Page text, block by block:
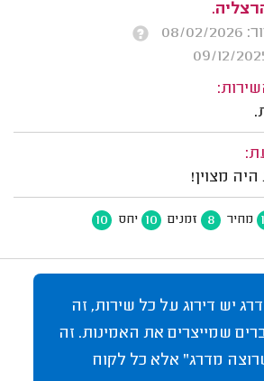
2026
מצוין!
מחיר 8 זמנים 10 יחס 10
יש דירוג על כל שירות, זה
שמייצרים את האמינות. זה
מדרג" אלא כל לקוח